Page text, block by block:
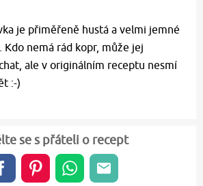
je přiměřeně hustá a velmi jemné
Kdo nemá rád kopr, může jej
ale v originálním receptu nesmí
:-)
se s přáteli o recept